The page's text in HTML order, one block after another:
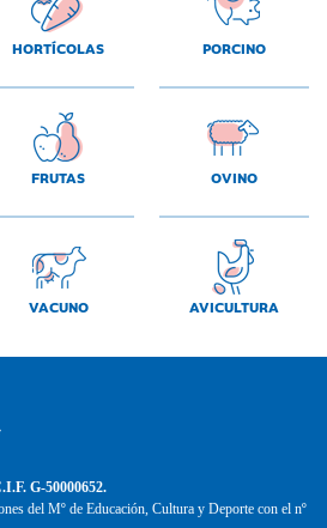
HORTÍCOLAS PORCINO
FRUTAS OVINO
VACUNO AVICULTURA
G-50000652.
del Mº de Educación, Cultura y Deporte con el nº